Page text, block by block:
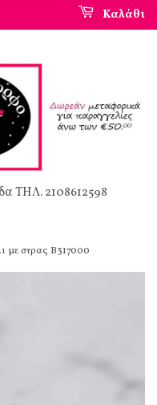
Καλάθι
ΤΗΛ. 2108612598
με στρας Β317000